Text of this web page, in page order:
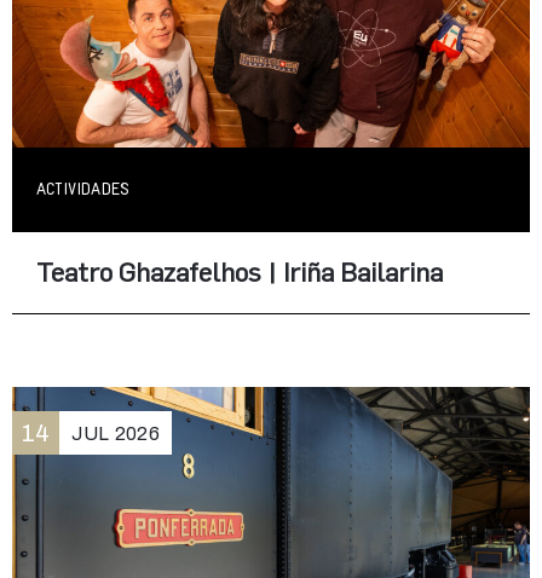
ACTIVIDADES
Teatro Ghazafelhos | Iriña Bailarina
14 JUL 2026